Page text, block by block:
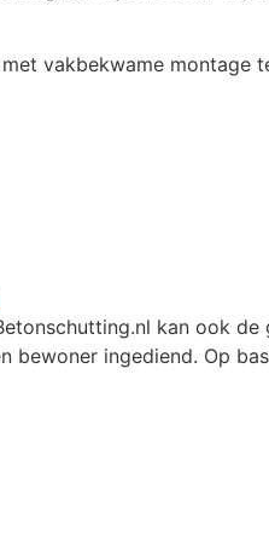
vakbekwame montage
kan ook
bewoner ingediend. Op